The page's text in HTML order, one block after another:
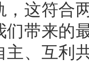
，这符合
们带来的
主、互利